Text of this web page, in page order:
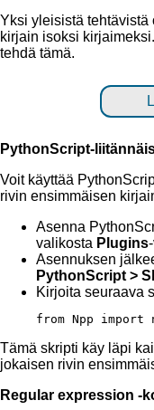
Yksi yleisistä tehtävistä
kirjain isoksi
tehdä tämä.
PythonScript-
Voit käyttää
rivin ensimmäisen
Asenna
valikosta Plugins
Asennuksen
PythonScript >
Kirjoita seuraava
Tämä skripti käy läpi
jokaisen rivin
Regular expression -